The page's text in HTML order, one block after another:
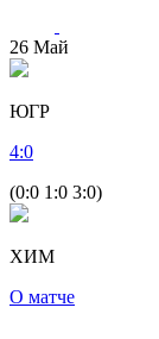
26 Май
ЮГР
4:0
(0:0 1:0 3:0)
ХИМ
О матче